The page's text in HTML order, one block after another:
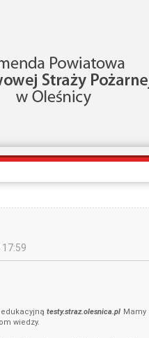
edukacyjnątesty.straz.olesnica.pl Mamy
wiedzy.